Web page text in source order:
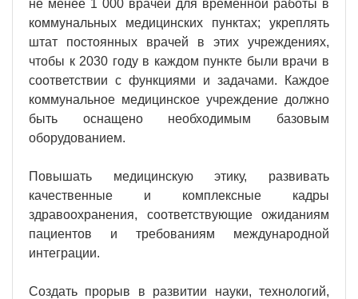
не менее 1 000 врачей для временной работы в
коммунальных медицинских пунктах; укреплять
штат постоянных врачей в этих учреждениях,
чтобы к 2030 году в каждом пункте были врачи в
соответствии с функциями и задачами. Каждое
коммунальное медицинское учреждение должно
быть оснащено необходимым базовым
оборудованием.
Повышать медицинскую этику, развивать
качественные и комплексные кадры
здравоохранения, соответствующие ожиданиям
пациентов и требованиям международной
интеграции.
Создать прорыв в развитии науки, технологий,